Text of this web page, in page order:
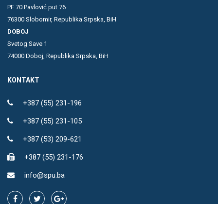
PF 70 Pavlović put 76
76300 Slobomir, Republika Srpska, BiH
DOBOJ
Svetog Save 1
74000 Doboj, Republika Srpska, BiH
KONTAKT
+387 (55) 231-196
+387 (55) 231-105
+387 (53) 209-621
+387 (55) 231-176
info@spu.ba